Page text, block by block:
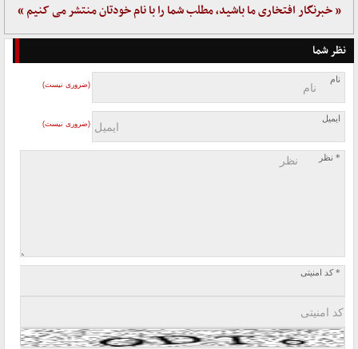
« خبرنگار افتخاری ما باشید، مطلب شما را با نام خودتان منتشر می کنیم »
نظر شما
نام
(ضروری نیست)
ایمیل
(ضروری نیست)
* نظر
* کد امنیتی